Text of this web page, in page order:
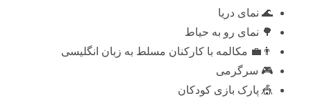
🌊 نمای دریا
🌳 نمای رو به حیاط
👨‍💼 مکالمه با کارکنان مسلط به زبان انگلیسی
🎮 سرگرمی
🎪 پارک بازی کودکان